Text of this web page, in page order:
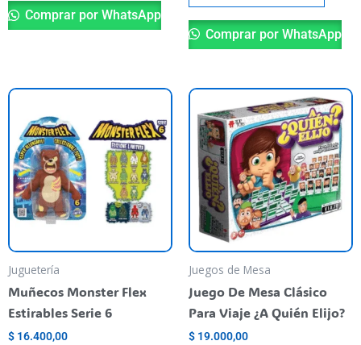
Comprar por WhatsApp
Comprar por WhatsApp
Juguetería
Muñecos Monster Flex
Estirables Serie 6
$ 16.400,00
Este
producto
tiene
variantes.
opciones
se
pueden
elegir
Juegos de Mesa
Juego De Mesa Clásico
Para Viaje ¿A Quién Elijo?
$ 19.000,00